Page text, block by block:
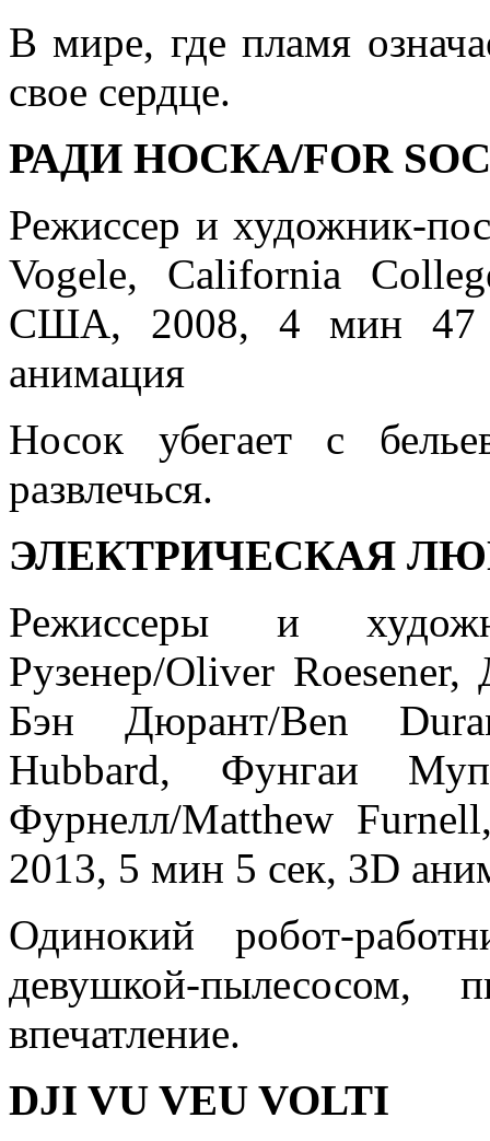
В мире, где пламя
свое сердце.
РАДИ НОСКА/FOR
Режиссер и художник-
Vogele, California
США, 2008, 4 мин 47
анимация
Носок убегает с
развлечься.
ЭЛЕКТРИЧЕСКАЯ
Режиссеры и
Рузенер/Oliver
Бэн Дюрант/Ben
Hubbard, Фунгаи
Фурнелл/Matthew
2013, 5 мин 5 сек, 3D
Одинокий робот-
девушкой-пылесосом,
впечатление.
DJI VU VEU VOLTI